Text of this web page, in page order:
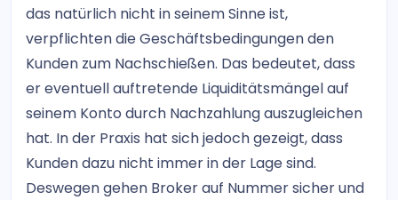
das natürlich nicht in seinem Sinne ist,
verpflichten die Geschäftsbedingungen den
Kunden zum Nachschießen. Das bedeutet, dass
er eventuell auftretende Liquiditätsmängel auf
seinem Konto durch Nachzahlung auszugleichen
hat. In der Praxis hat sich jedoch gezeigt, dass
Kunden dazu nicht immer in der Lage sind.
Deswegen gehen Broker auf Nummer sicher und